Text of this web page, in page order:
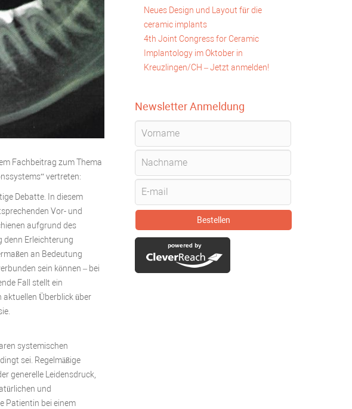
Fachbeitrag zum Thema
vertreten:
Debatte. In diesem
Vor- und
aufgrund des
denn Erleichterung
an Bedeutung
sein können – bei
Fall stellt ein
Überblick über
systemischen
sei. Regelmäßige
generelle Leidensdruck,
und
Patientin bei einem
Neues Design und Layout für die
ceramic implants
4th Joint Congress for Ceramic
Implantology im Oktober in
Kreuzlingen/CH – Jetzt anmelden!
Newsletter Anmeldung
Bestellen